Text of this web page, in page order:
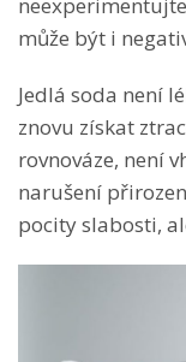
může být i
Jedlá soda není
znovu získat
rovnováze, není
narušení
pocity slabosti,